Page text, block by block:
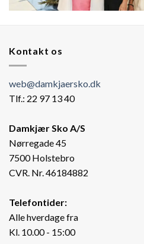
Kontakt os
web@damkjaersko.dk
Tlf.: 22 97 13 40
Damkjær Sko A/S
Nørregade 45
7500 Holstebro
CVR. Nr. 46184882
Telefontider:
Alle hverdage fra
Kl. 10.00 - 15:00